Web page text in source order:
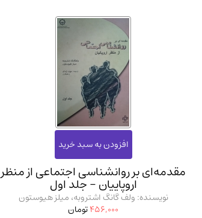
مقدمه‌ای بر روانشناسی اجتماعی از منظر
اروپاییان - جلد اول
نویسنده: ولف گانگ اشتروبه، میلز هیوستون
456,000تومان